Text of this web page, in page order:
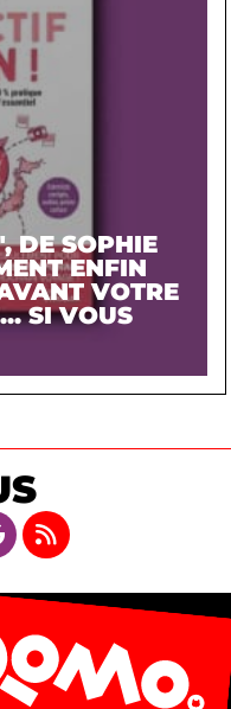
DE SOPHIE
ENFIN
VOTRE
SI VOUS